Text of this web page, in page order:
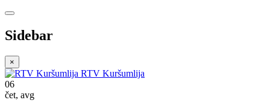
Sidebar
×
RTV Kuršumlija
06
čet, avg